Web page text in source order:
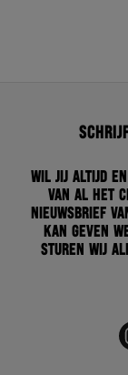
Wil jij altijd en
van al het
nieuwsbrief
kan geven
sturen wij